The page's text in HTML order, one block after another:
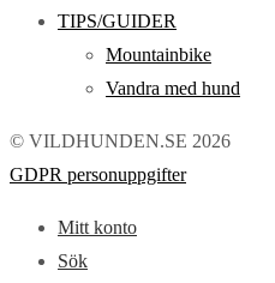
TIPS/GUIDER
Mountainbike
Vandra med hund
© VILDHUNDEN.SE 2026
GDPR personuppgifter
Mitt konto
Sök